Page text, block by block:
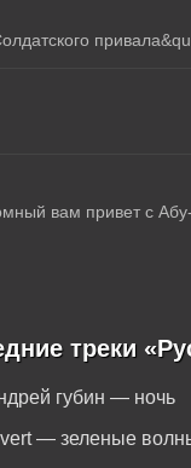
вам привет с
треки
губин — ночь
— зеленые